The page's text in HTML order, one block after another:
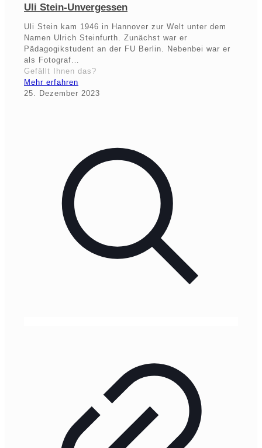
Uli Stein-Unvergessen
Uli Stein kam 1946 in Hannover zur Welt unter dem
Namen Ulrich Steinfurth. Zunächst war er
Pädagogikstudent an der FU Berlin. Nebenbei war er
als Fotograf…
Gefällt Ihnen das?
Mehr erfahren
25. Dezember 2023